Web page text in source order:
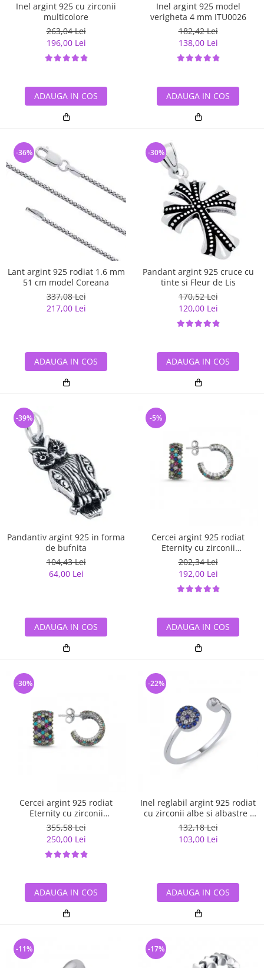
Inel argint 925 cu zirconii
multicolore
263,04 Lei
196,00 Lei
ADAUGA IN COS
Inel argint 925 model
verigheta 4 mm ITU0026
182,42 Lei
138,00 Lei
ADAUGA IN COS
Lant argint 925 rodiat 1.6 mm
51 cm model Coreana
337,08 Lei
217,00 Lei
-36%
ADAUGA IN COS
Pandant argint 925 cruce cu
tinte si Fleur de Lis
170,52 Lei
120,00 Lei
-30%
ADAUGA IN COS
Pandantiv argint 925 in forma
de bufnita
104,43 Lei
64,00 Lei
-39%
ADAUGA IN COS
Cercei argint 925 rodiat
Eternity cu zirconii
multicolore ETU0028
202,34 Lei
192,00 Lei
-5%
ADAUGA IN COS
Cercei argint 925 rodiat
Eternity cu zirconii
multicolore ETU0036
355,58 Lei
250,00 Lei
-30%
ADAUGA IN COS
Inel reglabil argint 925 rodiat
cu zirconii albe si albastre -
Be Elegant ITU0109
132,18 Lei
103,00 Lei
-22%
ADAUGA IN COS
-11% -17%